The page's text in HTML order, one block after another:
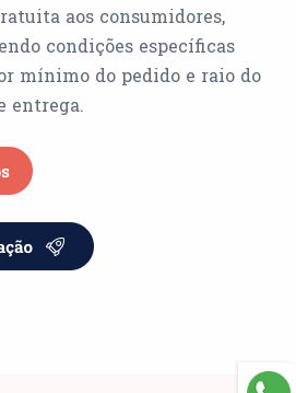
aos consumidores,
condições específicas
mínimo do pedido e raio do
entrega.